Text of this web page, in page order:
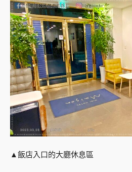
▲飯店入口的大廳休息區